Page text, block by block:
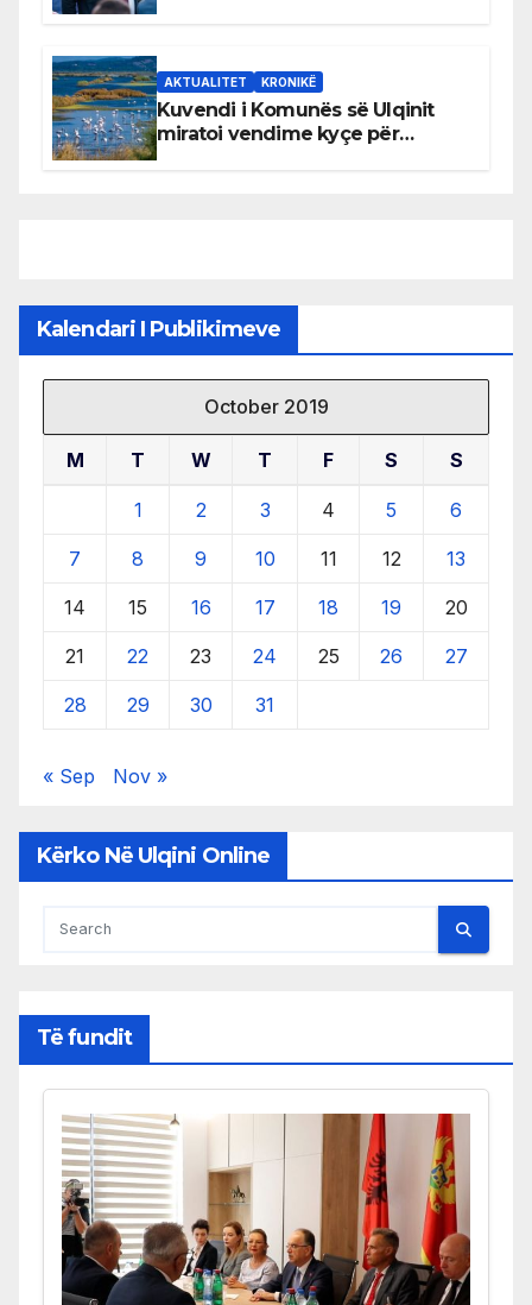
AKTUALITET KRONIKË
Kuvendi i Komunës së Ulqinit
miratoi vendime kyçe për
Kalendari I Publikimeve
October 2019
M T W T F S S
1 2 3 4 5 6
7 8 9 10 11 12 13
14 15 16 17 18 19 20
21 22 23 24 25 26 27
28 29 30 31
« Sep Nov »
Kërko Në Ulqini Online
Të fundit